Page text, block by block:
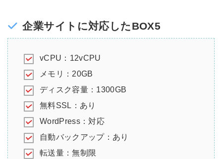
企業サイトに対応したBOX5
vCPU：12vCPU
メモリ：20GB
ディスク容量：1300GB
無料SSL：あり
WordPress：対応
自動バックアップ：あり
転送量：無制限